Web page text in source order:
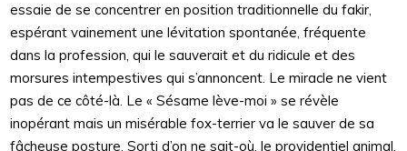
essaie de se concentrer en position traditionnelle du fakir,
espérant vainement une lévitation spontanée, fréquente
dans la profession, qui le sauverait et du ridicule et des
morsures intempestives qui s’annoncent. Le miracle ne vient
pas de ce côté-là. Le « Sésame lève-moi » se révèle
inopérant mais un misérable fox-terrier va le sauver de sa
fâcheuse posture. Sorti d’on ne sait-où, le providentiel animal,